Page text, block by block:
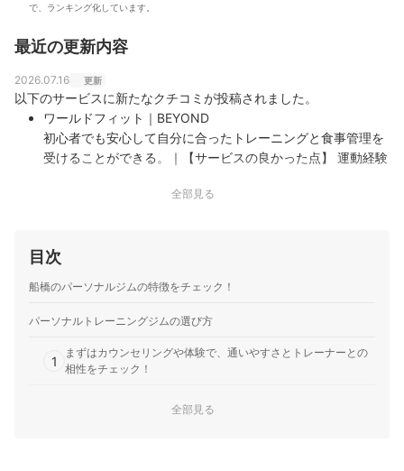
で、ランキング化しています。
最近の更新内容
2026.07.16 更新
以下のサービスに新たなクチコミが投稿されました。
ワールドフィット｜BEYOND
初心者でも安心して自分に合ったトレーニングと食事管理を
受けることができる。｜【サービスの良かった点】 運動経験
寧に教えていただけました。運動や食事に関する小さな悩み
トゥエンティーフォーセブンホールディングス｜
テンションの高いプロの本格的な指導を受けられる。｜【サ
ービスの良かった点】 大宮店に通っていました。1人でトレ
て、トレーナーに教えてもらえるパーソナルにしました。 正
しいフォームでできているか見てもらえたので、安心してト
全部見る
目次
船橋のパーソナルジムの特徴をチェック！
パーソナルトレーニングジムの選び方
1
まずはカウンセリングや体験で、通いやすさとトレーナーとの
相性をチェック！
目的や通いたい期間に合わせてプランを選ぼう
全部見る